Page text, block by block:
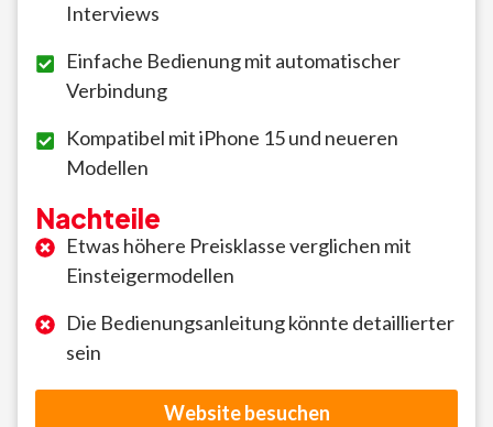
Interviews
Einfache Bedienung mit automatischer
Verbindung
Kompatibel mit iPhone 15 und neueren
Modellen
Nachteile
Etwas höhere Preisklasse verglichen mit
Einsteigermodellen
Die Bedienungsanleitung könnte detaillierter
sein
Website besuchen